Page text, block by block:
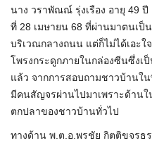
นาง วราพัณณ์ รุ่งเรือง อายุ 49
ที่ 28 เมษายน 68 ที่ผ่านมาตนเป็
บริเวณกลางถนน แต่ก็ไม่ได้เอะใ
โพรงกระดูกภายในกล่องซีนซึ่งเ
แล้ว จากการสอบถามชาวบ้านใ
มีคนสัญจรผ่านไปมาเพราะด้าน
ตกปลาของชาวบ้านทั่วไป
ทางด้าน พ.ต.อ.พรชัย กิตติขจรธ